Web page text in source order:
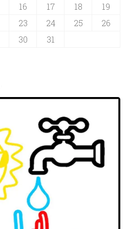
16 17 18
19
23 24 25
26
30
31